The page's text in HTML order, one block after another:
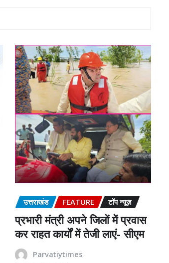
उत्तराखंड FEATURE टॉप न्यूज़
प्रभारी मंत्री अपने जिलों में प्रवास
कर राहत कार्यों में तेजी लाएं- सीएम
Parvatiytimes